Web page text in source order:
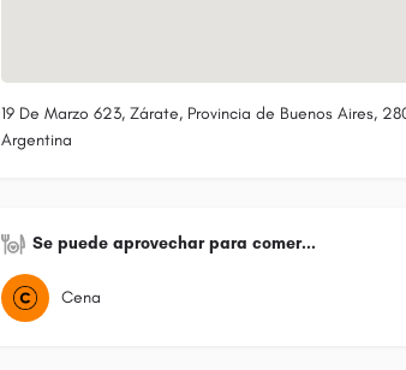
19 De Marzo 623, Zárate, Provincia de Buenos Aires,
Argentina
Se puede aprovechar para comer...
Cena